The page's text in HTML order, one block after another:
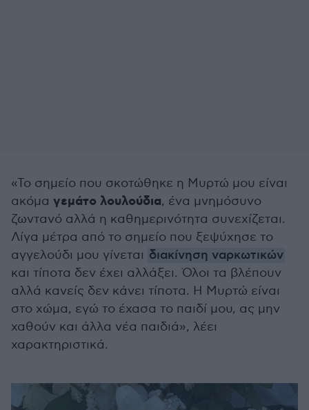
«Το σημείο που σκοτώθηκε η Μυρτώ μου είναι
ακόμα γεμάτο λουλούδια, ένα μνημόσυνο
ζωντανό αλλά η καθημερινότητα συνεχίζεται.
Λίγα μέτρα από το σημείο που ξεψύχησε το
αγγελούδι μου γίνεται διακίνηση ναρκωτικών
και τίποτα δεν έχει αλλάξει. Όλοι τα βλέπουν
αλλά κανείς δεν κάνει τίποτα. Η Μυρτώ είναι
στο χώμα, εγώ το έχασα το παιδί μου, ας μην
χαθούν και άλλα νέα παιδιά», λέει
χαρακτηριστικά.